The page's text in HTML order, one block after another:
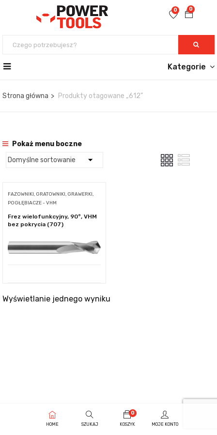
0
0
Kategorie
Strona główna Produkty otagowane „612”
Pokaż menu boczne
FAZOWNIKI, GRATOWNIKI, GRAWERKI,
POGŁĘBIACZE - VHM
Frez wielofunkcyjny, 90°, VHM
bez pokrycia (707)
Wyświetlanie jednego wyniku
HOME SZUKAJ
0
KOSZYK MOJE KONTO